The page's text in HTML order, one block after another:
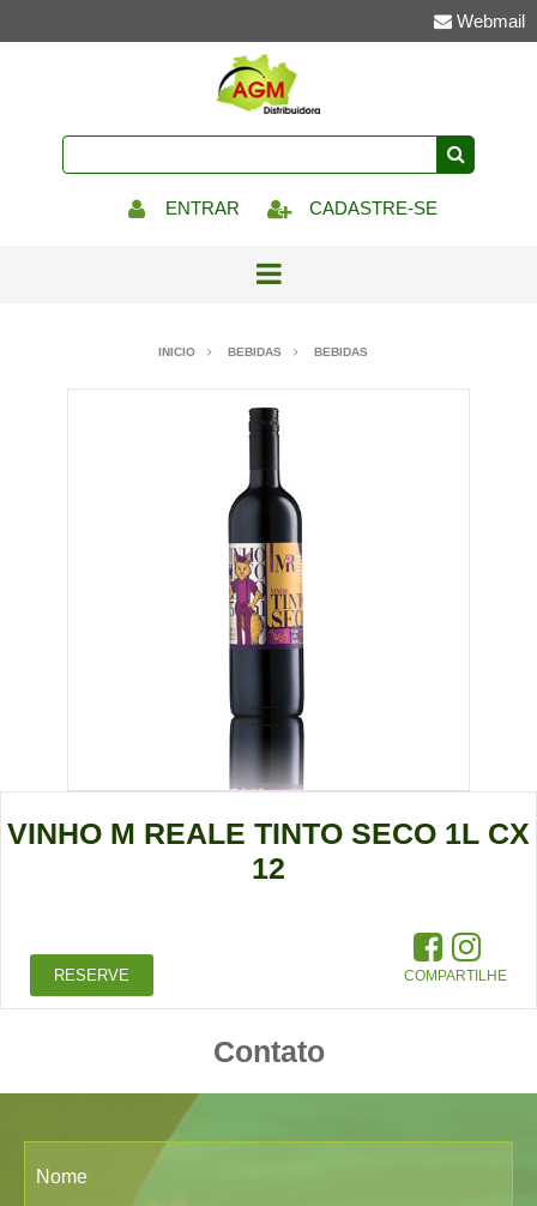
Webmail
ENTRAR CADASTRE-SE
INICIO BEBIDAS BEBIDAS
VINHO M REALE TINTO SECO 1L CX
12
RESERVE COMPARTILHE
Contato
Nome